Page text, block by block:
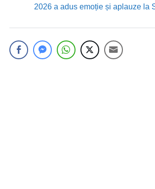
2026 a adus emoție și aplauze la